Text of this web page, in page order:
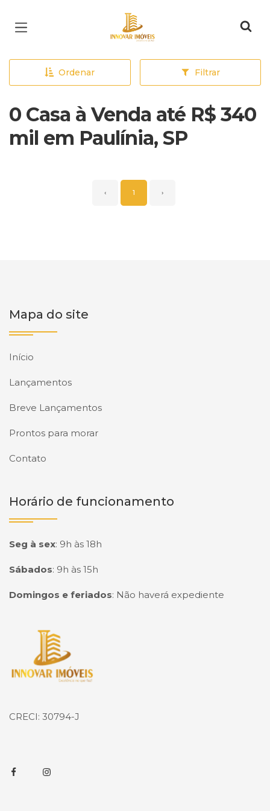
Página inicial
Ordenar Filtrar
0 Casa à Venda até R$ 340
mil em Paulínia, SP
‹ 1 ›
Mapa do site
Início
Lançamentos
Breve Lançamentos
Prontos para morar
Contato
Horário de funcionamento
Seg à sex: 9h às 18h
Sábados: 9h às 15h
Domingos e feriados: Não haverá expediente
Página inicial
CRECI: 30794-J
FacebookInstagram